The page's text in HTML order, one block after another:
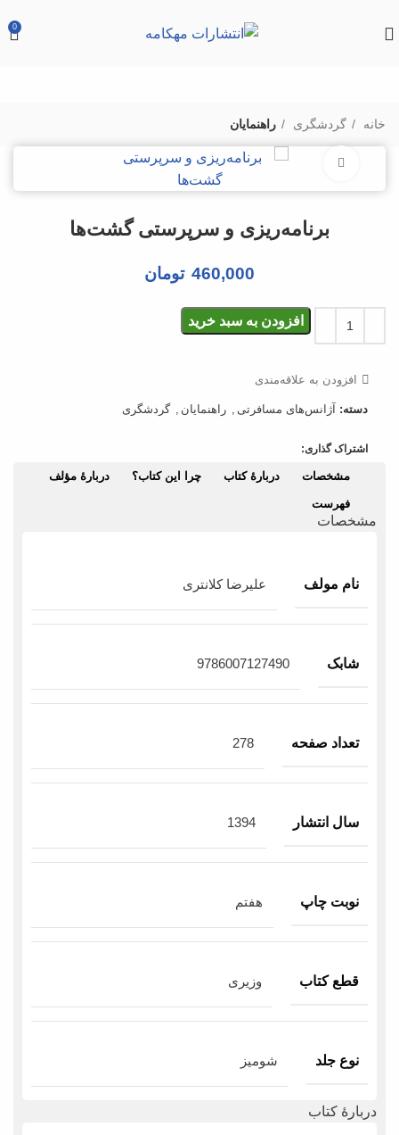
0
خانه گردشگری راهنمایان
بزرگنمایی تصویر
برنامه‌‌ریزی و سرپرستی گشت‌‌ها
460,000 تومان
افزودن به سبد خرید
افزودن به علاقه‌مندی
دسته: آژانس‌های مسافرتی , راهنمایان , گردشگری
اشتراک گذاری:
مشخصات دربارۀ کتاب چرا این کتاب؟ دربارۀ مؤلف
فهرست
مشخصات
نام مولف علیرضا کلانتری
شابک 9786007127490
تعداد صفحه 278
سال انتشار 1394
نوبت چاپ هفتم
قطع کتاب وزیری
نوع جلد شومیز
دربارۀ کتاب